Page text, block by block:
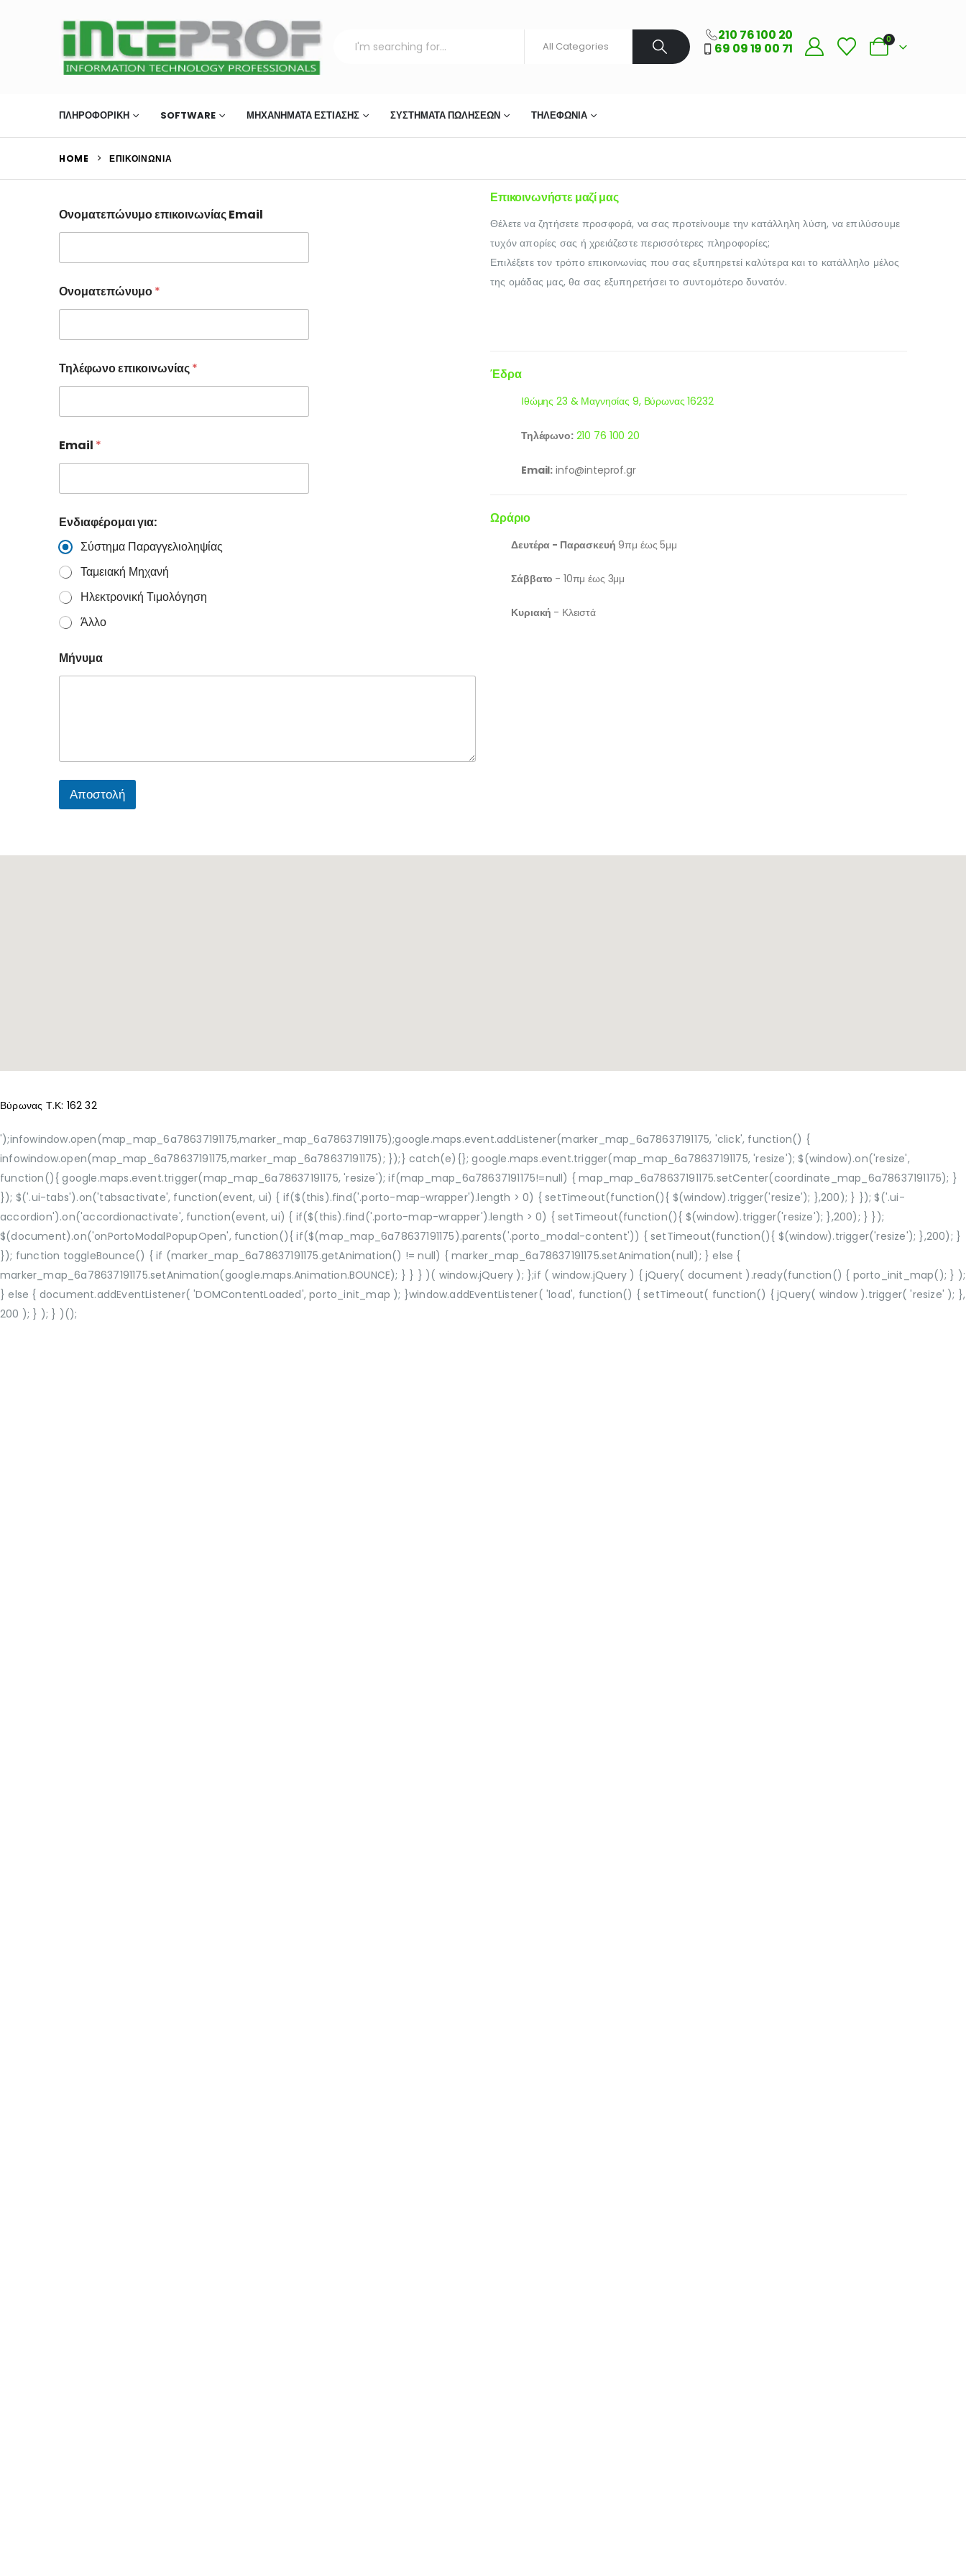
210 76 100 20
69 09 19 00 71
0
ΠΛΗΡΟΦΟΡΙΚΗ SOFTWARE ΜΗΧΑΝΉΜΑΤΑ ΕΣΤΊΑΣΗΣ ΣΥΣΤΉΜΑΤΑ ΠΩΛΉΣΕΩΝ ΤΗΛΕΦΩΝΊΑ
HOME ΕΠΙΚΟΙΝΩΝΊΑ
Ονοματεπώνυμο επικοινωνίας Email
Ονοματεπώνυμο*
Τηλέφωνο επικοινωνίας*
Email *
Ενδιαφέρομαι για:
Σύστημα Παραγγελιοληψίας
Ταμειακή Μηχανή
Ηλεκτρονική Τιμολόγηση
Άλλο
Μήνυμα
Αποστολή
Επικοινωνήστεμαζί μας
Θέλετε να ζητήσετε προσφορά, να σας προτείνουμε την κατάλληλη λύση, να επιλύσουμε
τυχόν απορίες σας ή χρειάζεστε περισσότερες πληροφορίες;
Επιλέξετε τον τρόπο επικοινωνίας που σας εξυπηρετεί καλύτερα και το κατάλληλο μέλος
της ομάδας μας, θα σας εξυπηρετήσει το συντομότερο δυνατόν.
Έδρα
Ιθώμης 23 & Μαγνησίας 9, Βύρωνας 16232
Τηλέφωνο: 210 76 100 20
Email: info@inteprof.gr
Ωράριο
Δευτέρα - Παρασκευή 9πμ έως 5μμ
Σάββατο - 10πμ έως 3μμ
Κυριακή - Κλειστά
Βύρωνας Τ.Κ: 162 32
');infowindow.open(map_map_6a78637191175,marker_map_6a78637191175);google.maps.event.addListener(marker_map_6a78637191175, 'click', function() {
infowindow.open(map_map_6a78637191175,marker_map_6a78637191175); });} catch(e){}; google.maps.event.trigger(map_map_6a78637191175, 'resize'); $(window).on('resize',
function(){ google.maps.event.trigger(map_map_6a78637191175, 'resize'); if(map_map_6a78637191175!=null) { map_map_6a78637191175.setCenter(coordinate_map_6a78637191175); }
}); $('.ui-tabs').on('tabsactivate', function(event, ui) { if($(this).find('.porto-map-wrapper').length > 0) { setTimeout(function(){ $(window).trigger('resize'); },200); } }); $('.ui-
accordion').on('accordionactivate', function(event, ui) { if($(this).find('.porto-map-wrapper').length > 0) { setTimeout(function(){ $(window).trigger('resize'); },200); } });
$(document).on('onPortoModalPopupOpen', function(){ if($(map_map_6a78637191175).parents('.porto_modal-content')) { setTimeout(function(){ $(window).trigger('resize'); },200); }
}); function toggleBounce() { if (marker_map_6a78637191175.getAnimation() != null) { marker_map_6a78637191175.setAnimation(null); } else {
marker_map_6a78637191175.setAnimation(google.maps.Animation.BOUNCE); } } } )( window.jQuery ); };if ( window.jQuery ) { jQuery( document ).ready(function() { porto_init_map(); } );
} else { document.addEventListener( 'DOMContentLoaded', porto_init_map ); }window.addEventListener( 'load', function() { setTimeout( function() { jQuery( window ).trigger( 'resize' ); },
200 ); } ); } )();